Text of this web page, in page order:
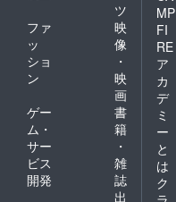
ツ
ファ
ッ
ショ
ン
映
像
・
映
画
ゲー
ム・
サー
ビス
開発
書
籍
・
雑
誌
出
MP
FI
RE
ア
カ
デ
ミ
ー
と
は
ク